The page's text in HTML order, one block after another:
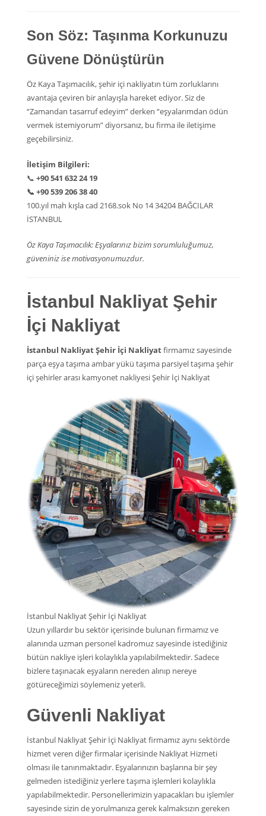
Son Söz: Taşınma Korkunuzu
Güvene Dönüştürün
Öz Kaya Taşımacılık, şehir içi nakliyatın tüm zorluklarını
avantaja çeviren bir anlayışla hareket ediyor. Siz de
“Zamandan tasarruf edeyim” derken “eşyalarımdan ödün
vermek istemiyorum” diyorsanız, bu firma ile iletişime
geçebilirsiniz.
İletişim Bilgileri:
📞 +90 541 632 24 19
📞 +90 539 206 38 40
100.yıl mah kışla cad 2168.sok No 14 34204 BAĞCILAR
İSTANBUL
Öz Kaya Taşımacılık: Eşyalarınız bizim sorumluluğumuz,
güveniniz ise motivasyonumuzdur.
İstanbul Nakliyat Şehir
İçi Nakliyat
İstanbul Nakliyat Şehir İçi Nakliyatfirmamız sayesinde
parça eşya taşıma ambar yükü taşıma parsiyel taşıma şehir
içi şehirler arası kamyonet nakliyesi Şehir İçi Nakliyat
İstanbul Nakliyat Şehir İçi Nakliyat
Uzun yıllardır bu sektör içerisinde bulunan firmamız ve
alanında uzman personel kadromuz sayesinde istediğiniz
bütün nakliye işleri kolaylıkla yapılabilmektedir. Sadece
bizlere taşınacak eşyaların nereden alınıp nereye
götüreceğimizi söylemeniz yeterli.
Güvenli Nakliyat
İstanbul Nakliyat Şehir İçi Nakliyat firmamız aynı sektörde
hizmet veren diğer firmalar içerisinde Nakliyat Hizmeti
olması ile tanınmaktadır. Eşyalarınızın başlarına bir şey
gelmeden istediğiniz yerlere taşıma işlemleri kolaylıkla
yapılabilmektedir. Personellerimizin yapacakları bu işlemler
sayesinde sizin de yorulmanıza gerek kalmaksızın gereken